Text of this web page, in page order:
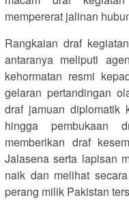
mempererat jalinan
Rangkaian draf
antaranya meliputi
kehormatan resmi
gelaran pertandingan
draf jamuan diplomatik
hingga pembukaan
memberikan draf
Jalasena serta lapisan
naik dan melihat
perang milik Pakistan